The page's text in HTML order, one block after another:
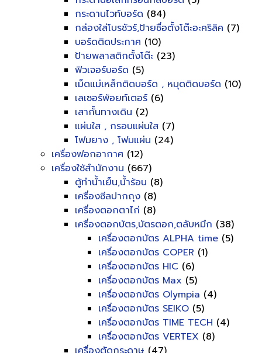
กระดานไวท์บอร์ด (84)
กล่องใส่โบรชัวร์,ป้ายชื่อตั้งโต๊ะอะคริลิค (7)
บอร์ดติดประกาศ (10)
ป้ายพลาสติกตั้งโต๊ะ (23)
ฟิวเจอร์บอร์ด (5)
เม็ดแม่เหล็กติดบอร์ด , หมุดติดบอร์ด (10)
เลเซอร์พ้อยท์เตอร์ (6)
เสากั้นทางเดิน (2)
แผ่นใส , กรอบแผ่นใส (7)
โฟมยาง , โฟมแผ่น (24)
เครื่องฟอกอากาศ (12)
เครื่องใช้สำนักงาน (667)
ตู้ทำน้ำเย็น,น้ำร้อน (8)
เครื่องซีลปากถุง (8)
เครื่องตอกตาไก่ (8)
เครื่องตอกบัตร,บัตรตอก,ตลับหมึก (38)
เครื่องตอกบัตร ALPHA time (5)
เครื่องตอกบัตร COPER (1)
เครื่องตอกบัตร HIC (6)
เครื่องตอกบัตร Max (5)
เครื่องตอกบัตร Olympia (4)
เครื่องตอกบัตร SEIKO (5)
เครื่องตอกบัตร TIME TECH (4)
เครื่องตอกบัตร VERTEX (8)